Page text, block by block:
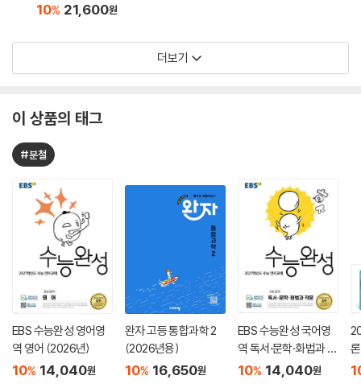
10% 21,600원
더보기
이 상품의 태그
#분철
EBS 수능완성 영어영
역 영어 (2026년)
10% 14,040원
완자 고등 통합과학 2
(2026년용)
10% 16,650원
EBS 수능완성 국어영
역 독서·문학·화법과 작
문 (2026년)
10% 14,040원
(